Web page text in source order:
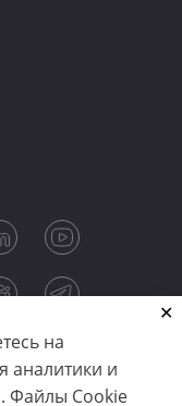
на
аналитики и
Файлы Cookie